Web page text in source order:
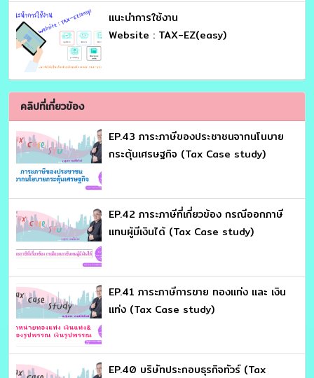
เเนะนำการใช้งาน
Website : TAX-EZ(easy)
คลิปที่เกี่ยวข้อง
EP.43 ภาระภาษีของประชาชนจากนโนบาย
กระตุ้นเศรษฐกิจ (Tax Case study)
EP.42 ภาระภาษีที่เกี่ยวข้อง กรณีออกภาษี
แทนผู้มีเงินได้ (Tax Case study)
EP.41 ภาระภาษีการขาย ทองแท่ง และ เงิน
แท่ง (Tax Case study)
EP.40 บริษัทประกอบธุรกิจทัวร์ (Tax